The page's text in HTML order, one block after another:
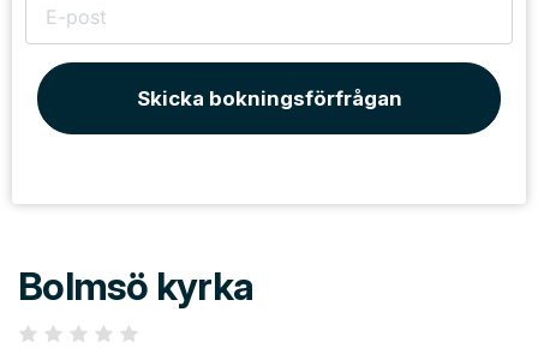
Skicka bokningsförfrågan
Bolmsö kyrka